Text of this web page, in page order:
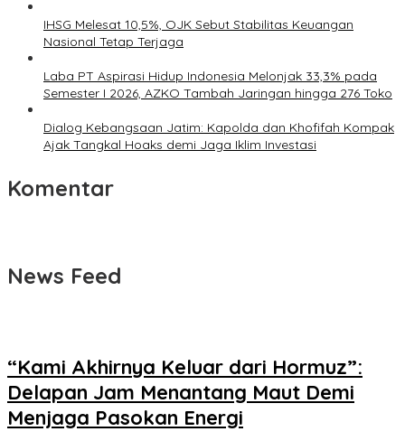
IHSG Melesat 10,5%, OJK Sebut Stabilitas Keuangan
Nasional Tetap Terjaga
Laba PT Aspirasi Hidup Indonesia Melonjak 33,3% pada
Semester I 2026, AZKO Tambah Jaringan hingga 276 Toko
Dialog Kebangsaan Jatim: Kapolda dan Khofifah Kompak
Ajak Tangkal Hoaks demi Jaga Iklim Investasi
Komentar
News Feed
“Kami Akhirnya Keluar dari Hormuz”:
Delapan Jam Menantang Maut Demi
Menjaga Pasokan Energi